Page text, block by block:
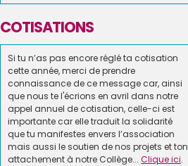
COTISATIONS
Si tu n’as pas encore réglé ta cotisation
cette année, merci de prendre
connaissance de ce message car, ainsi
que nous te l'écrions en avril dans notre
appel annuel de cotisation, celle-ci est
importante car elle traduit la solidarité
que tu manifestes envers l’association
mais aussi le soutien de nos projets et ton
attachement à notre Collège... Clique ici.